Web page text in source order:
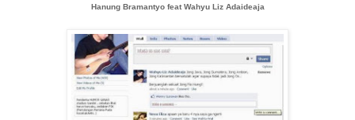
Hanung Bramantyo feat Wahyu Liz Adaideaja